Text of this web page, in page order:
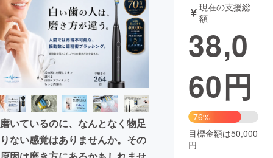
テクノロジー・ガジェット
映像・映画 書籍・雑誌
ビジネス・起業 チャレンジ
まちづくり・地域活性化
CAMPFIRE for Social Good
CAMPFIRE Creation
磨いているのに、なんとなく物足
りない感覚はありませんか。その
現在の支援総
額
38,0
60円
76%
目標金額は50,000
円